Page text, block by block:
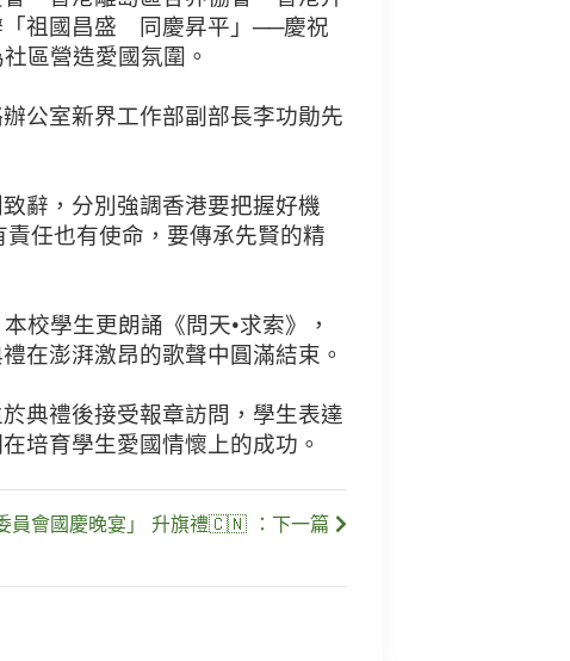
「祖國昌盛 同慶昇平」──慶祝
區營造愛國氛圍。
公室新界工作部副部長李功勛先
辭，分別強調香港要把握好機
任也有使命，要傳承先賢的精
校學生更朗誦《問天•求索》，
在澎湃激昂的歌聲中圓滿結束。
典禮後接受報章訪問，學生表達
培育學生愛國情懷上的成功。
委員會國慶晚宴」 升旗禮🇨🇳 ：下一篇